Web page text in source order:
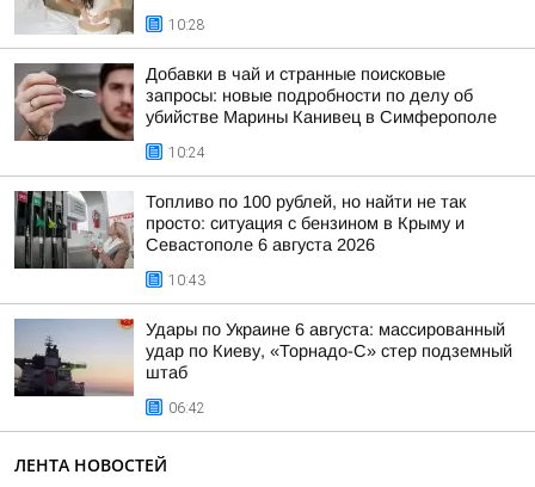
10:28
Добавки в чай и странные поисковые
запросы: новые подробности по делу об
убийстве Марины Канивец в Симферополе
10:24
Топливо по 100 рублей, но найти не так
просто: ситуация с бензином в Крыму и
Севастополе 6 августа 2026
10:43
Удары по Украине 6 августа: массированный
удар по Киеву, «Торнадо-С» стер подземный
штаб
06:42
ЛЕНТА НОВОСТЕЙ